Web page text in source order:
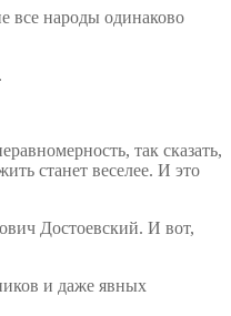
все народы одинаково
так сказать,
станет веселее. И это
Достоевский. И вот,
и даже явных